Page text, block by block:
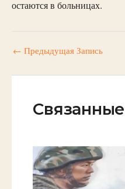
остаются в больницах.
← Предыдущая Запись